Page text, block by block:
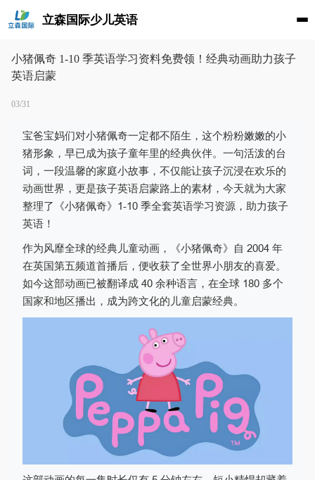
立森国际少儿英语
小猪佩奇 1-10 季英语学习资料免费领！经典动画助力孩子
英语启蒙
03/31
宝爸宝妈们对小猪佩奇一定都不陌生，这个粉粉嫩嫩的小
猪形象，早已成为孩子童年里的经典伙伴。一句活泼的台
词，一段温馨的家庭小故事，不仅能让孩子沉浸在欢乐的
动画世界，更是孩子英语启蒙路上的素材，今天就为大家
整理了《小猪佩奇》1-10 季全套英语学习资源，助力孩子
英语！
作为风靡全球的经典儿童动画，《小猪佩奇》自 2004 年
在英国第五频道首播后，便收获了全世界小朋友的喜爱。
如今这部动画已被翻译成 40 余种语言，在全球 180 多个
国家和地区播出，成为跨文化的儿童启蒙经典。